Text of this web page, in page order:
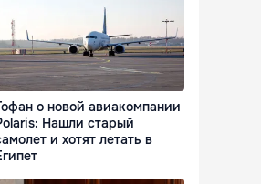
о новой авиакомпании
Нашли старый
и хотят летать в